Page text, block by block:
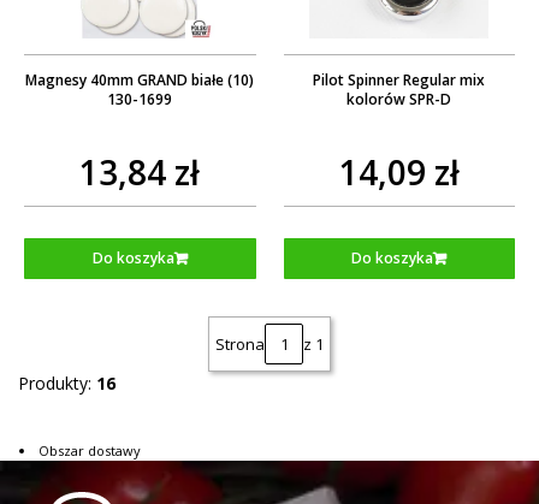
Magnesy 40mm GRAND białe (10)
130-1699
13,84 zł
Do koszyka
Pilot Spinner Regular mix
kolorów SPR-D
14,09 zł
Do koszyka
Strona z 1
Produkty: 16
Obszar dostawy